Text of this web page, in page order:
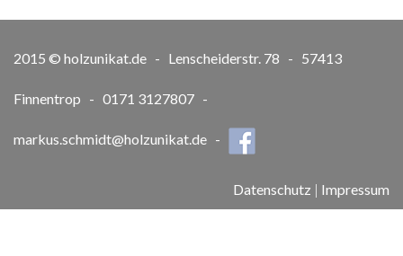
2015 © holzunikat.de - Lenscheiderstr. 78 - 57413
Finnentrop - 0171 3127807 -
markus.schmidt@holzunikat.de -
Datenschutz | Impressum